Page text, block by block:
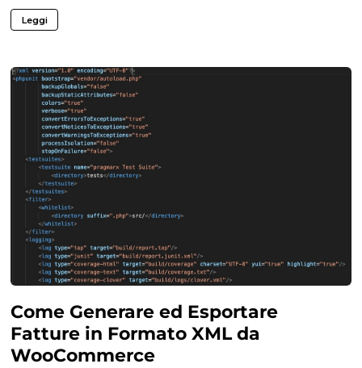
Leggi
Come Generare ed Esportare
Fatture in Formato XML da
WooCommerce